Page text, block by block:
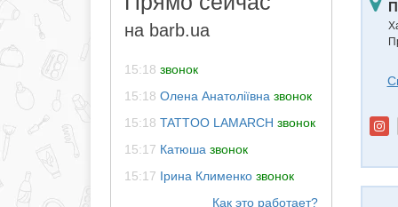
на barb.ua
15:18 звонок
15:18 Олена Анатоліївна звонок
15:18 TATTOO LAMARCH звонок
15:17 Катюша звонок
15:17 Ірина Клименко звонок